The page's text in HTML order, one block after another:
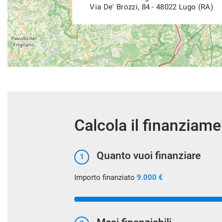
Via De' Brozzi, 84 - 48022 Lugo (RA)
Calcola il
1 Quanto vuoi finanziare
Importo finanziato 9.000 €